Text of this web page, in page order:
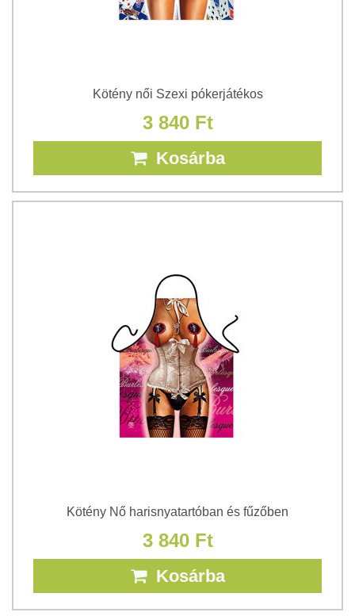
Kötény női Szexi pókerjátékos
3 840 Ft
Kosárba
Kötény Nő harisnyatartóban és fűzőben
3 840 Ft
Kosárba